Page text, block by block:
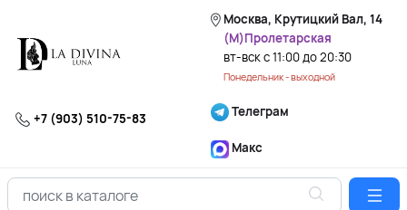
Москва, Крутицкий Вал, 14
(М)Пролетарская
вт-вск с 11:00 до 20:30
Понедельник - выходной
+7 (903) 510-75-83 Телеграм
Макс